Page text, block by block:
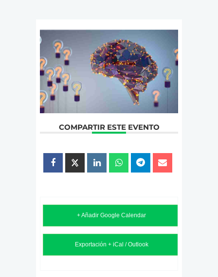
COMPARTIR ESTE EVENTO
+ Añadir Google Calendar
Exportación + iCal / Outlook